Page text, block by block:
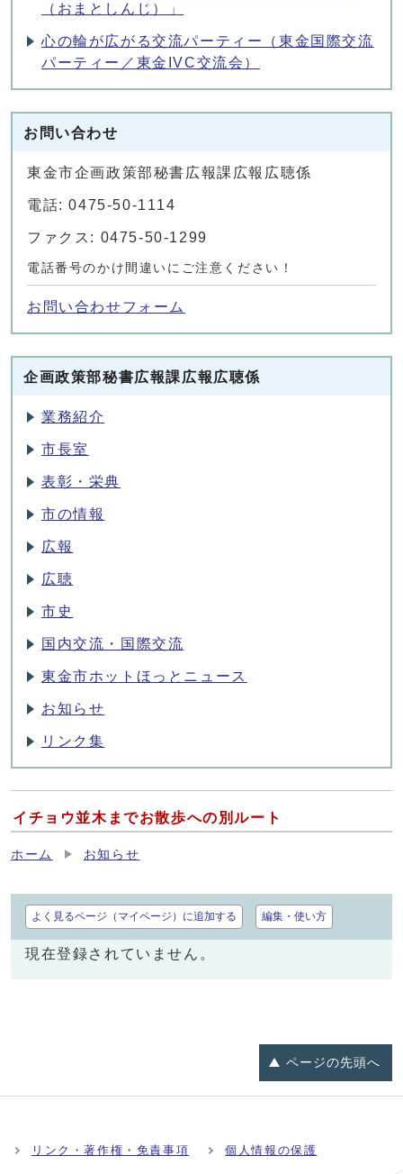
（おまとしんじ）」
心の輪が広がる交流パーティー（東金国際交流
パーティー／東金IVC交流会）
お問い合わせ
東金市企画政策部秘書広報課広報広聴係
電話: 0475-50-1114
ファクス: 0475-50-1299
電話番号のかけ間違いにご注意ください！
お問い合わせフォーム
企画政策部秘書広報課広報広聴係
業務紹介
市長室
表彰・栄典
市の情報
広報
広聴
市史
国内交流・国際交流
東金市ホットほっとニュース
お知らせ
リンク集
イチョウ並木までお散歩への別ルート
ホーム お知らせ
よく見るページ（マイページ）に追加する 編集・使い方
現在登録されていません。
ページの先頭へ
リンク・著作権・免責事項 個人情報の保護